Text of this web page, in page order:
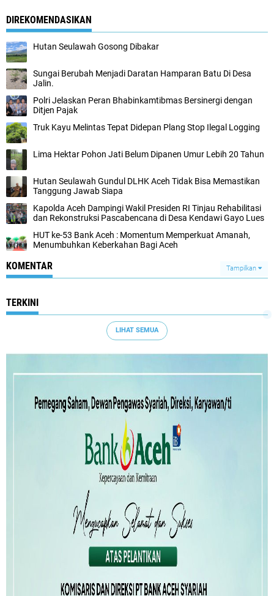
DIREKOMENDASIKAN
Hutan Seulawah Gosong Dibakar
Sungai Berubah Menjadi Daratan Hamparan Batu Di Desa
Jalin.
Polri Jelaskan Peran Bhabinkamtibmas Bersinergi dengan
Ditjen Pajak
Truk Kayu Melintas Tepat Didepan Plang Stop Ilegal Logging
Lima Hektar Pohon Jati Belum Dipanen Umur Lebih 20 Tahun
Hutan Seulawah Gundul DLHK Aceh Tidak Bisa Memastikan
Tanggung Jawab Siapa
Kapolda Aceh Dampingi Wakil Presiden RI Tinjau Rehabilitasi
dan Rekonstruksi Pascabencana di Desa Kendawi Gayo Lues
HUT ke-53 Bank Aceh : Momentum Memperkuat Amanah,
Menumbuhkan Keberkahan Bagi Aceh
KOMENTAR Tampilkan
TERKINI
LIHAT SEMUA